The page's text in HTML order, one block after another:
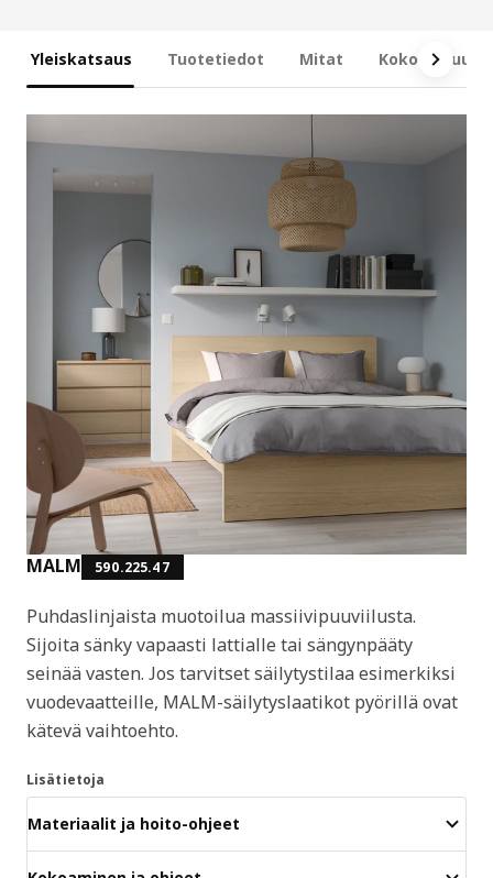
Yleiskatsaus Tuotetiedot Mitat Kokonaisuus
MALM 590.225.47
Puhdaslinjaista muotoilua massiivipuuviilusta.
Sijoita sänky vapaasti lattialle tai sängynpääty
seinää vasten. Jos tarvitset säilytystilaa esimerkiksi
vuodevaatteille, MALM-säilytyslaatikot pyörillä ovat
kätevä vaihtoehto.
Lisätietoja
Materiaalit ja hoito-ohjeet